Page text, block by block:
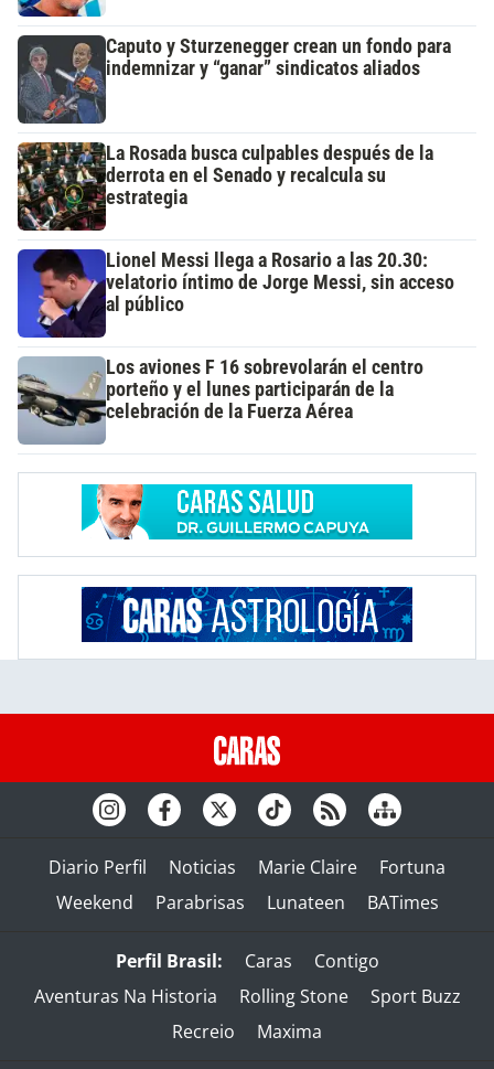
Caputo y Sturzenegger crean un fondo para
indemnizar y “ganar” sindicatos aliados
La Rosada busca culpables después de la
derrota en el Senado y recalcula su
estrategia
Lionel Messi llega a Rosario a las 20.30:
velatorio íntimo de Jorge Messi, sin acceso
al público
Los aviones F 16 sobrevolarán el centro
porteño y el lunes participarán de la
celebración de la Fuerza Aérea
Diario Perfil Noticias Marie Claire
Fortuna
Weekend
Parabrisas Lunateen BATimes
Perfil Brasil: Caras
Contigo
Aventuras Na Historia
Rolling Stone
Sport Buzz
Recreio
Maxima